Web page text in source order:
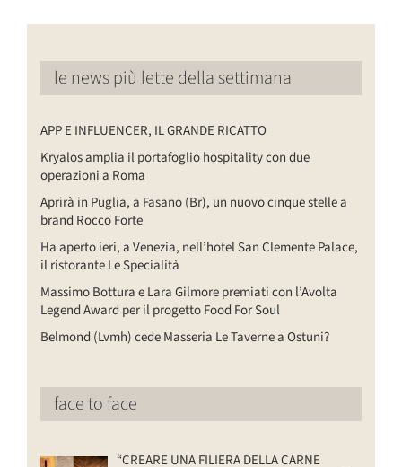
le news più lette della settimana
APP E INFLUENCER, IL GRANDE RICATTO
Kryalos amplia il portafoglio hospitality con due
operazioni a Roma
Aprirà in Puglia, a Fasano (Br), un nuovo cinque stelle a
brand Rocco Forte
Ha aperto ieri, a Venezia, nell’hotel San Clemente Palace,
il ristorante Le Specialità
Massimo Bottura e Lara Gilmore premiati con l’Avolta
Legend Award per il progetto Food For Soul
Belmond (Lvmh) cede Masseria Le Taverne a Ostuni?
face to face
“CREARE UNA FILIERA DELLA CARNE